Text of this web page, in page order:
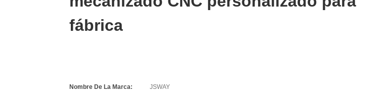
fábrica
Nombre De La Marca:
JSWAY